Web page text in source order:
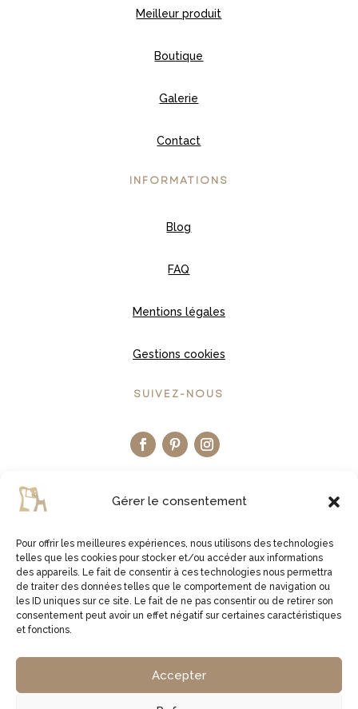
Gérer le consentement
Pour offrir les meilleures expériences, nous utilisons des technologies
telles que les cookies pour stocker et/ou accéder aux informations
des appareils. Le fait de consentir à ces technologies nous permettra
de traiter des données telles que le comportement de navigation ou
les ID uniques sur ce site. Le fait de ne pas consentir ou de retirer son
consentement peut avoir un effet négatif sur certaines caractéristiques
et fonctions.
Accepter
Meilleur produit
Boutique
Galerie
Contact
INFORMATIONS
Blog
FAQ
Mentions légales
Gestions cookies
SUIVEZ-NOUS
LA BOUTIQUE ETSY
JE VISITE LA BOUTIQUE
829761378 00027 | APE 1629Z